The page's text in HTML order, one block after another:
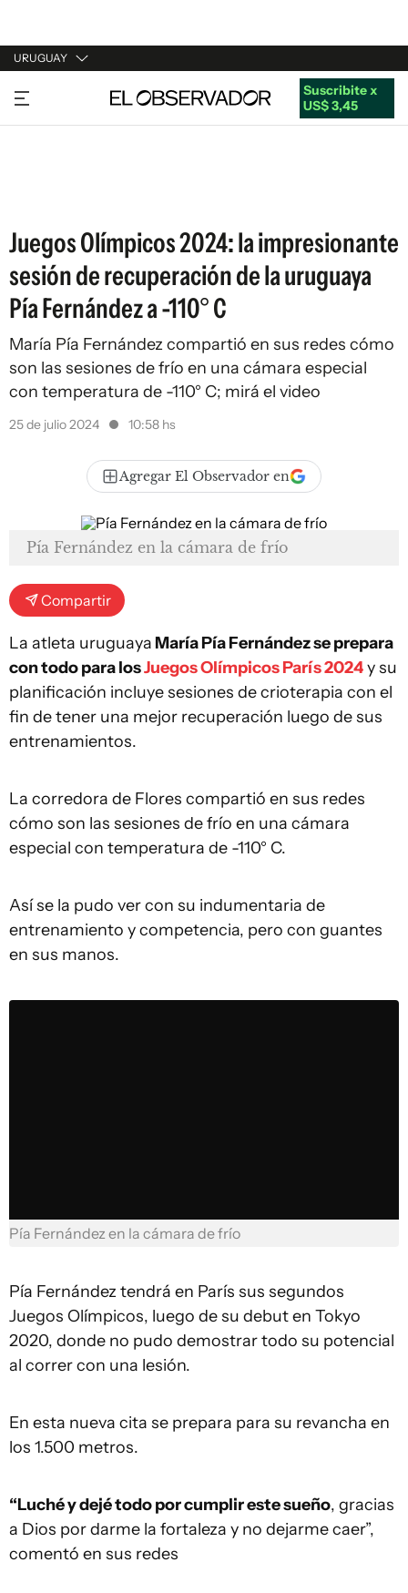
URUGUAY
URUGUAY
ARGENTINA
Suscribite x
US$ 3,45
Juegos Olímpicos 2024: la impresionante
sesión de recuperación de la uruguaya
Pía Fernández a -110° C
María Pía Fernández compartió en sus redes cómo
son las sesiones de frío en una cámara especial
con temperatura de -110° C; mirá el video
25 de julio 2024 10:58 hs
Agregar El Observador en
Pía Fernández en la cámara de frío
Compartir
La atleta uruguaya María Pía Fernández se prepara
con todo para losJuegos Olímpicos París 2024y su
planificación incluye sesiones de crioterapia con el
fin de tener una mejor recuperación luego de sus
entrenamientos.
La corredora de Flores compartió en sus redes
cómo son las sesiones de frío en una cámara
especial con temperatura de -110° C.
Así se la pudo ver con su indumentaria de
entrenamiento y competencia, pero con guantes
en sus manos.
Pía Fernández en la cámara de frío
Pía Fernández tendrá en París sus segundos
Juegos Olímpicos, luego de su debut en Tokyo
2020, donde no pudo demostrar todo su potencial
al correr con una lesión.
En esta nueva cita se prepara para su revancha en
los 1.500 metros.
“Luché y dejé todo por cumplir este sueño, gracias
a Dios por darme la fortaleza y no dejarme caer”,
comentó en sus redes